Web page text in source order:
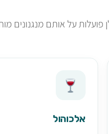
על אותם מנגנונים
אלכוהול